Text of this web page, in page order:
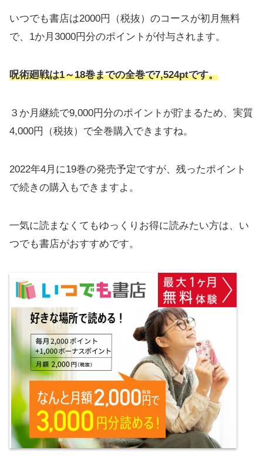
いつでも書店は2000円（税抜）のコースが初月無料
で、1か月3000円分のポイントが付与されます。
呪術廻戦は1～18巻までの全巻で7,524ptです。
３か月継続で9,000円分のポイントが貯まるため、実質
4,000円（税抜）で全巻購入できますね。
2022年4月に19巻の発売予定ですが、残ったポイント
で続きの購入もできますよ。
一気に読まなくてもゆっくりお得に読みたい方は、い
つでも書店がおすすめです。